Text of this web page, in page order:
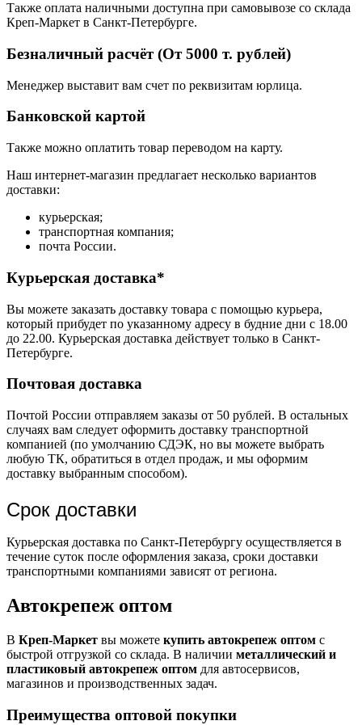
Также оплата наличными доступна при самовывозе со склада
Креп-Маркет в Санкт-Петербурге.
Безналичный расчёт (От 5000 т. рублей)
Менеджер выставит вам счет по реквизитам юрлица.
Банковской картой
Также можно оплатить товар переводом на карту.
Наш интернет-магазин предлагает несколько вариантов
доставки:
курьерская;
транспортная компания;
почта России.
Курьерская доставка*
Вы можете заказать доставку товара с помощью курьера,
который прибудет по указанному адресу в будние дни с 18.00
до 22.00. Курьерская доставка действует только в Санкт-
Петербурге.
Почтовая доставка
Почтой России отправляем заказы от 50 рублей. В остальных
случаях вам следует оформить доставку транспортной
компанией (по умолчанию СДЭК, но вы можете выбрать
любую ТК, обратиться в отдел продаж, и мы оформим
доставку выбранным способом).
Срок доставки
Курьерская доставка по Санкт-Петербургу осуществляется в
течение суток после оформления заказа, сроки доставки
транспортными компаниями зависят от региона.
Автокрепеж оптом
В Креп-Маркет вы можете купить автокрепеж оптом с
быстрой отгрузкой со склада. В наличии металлический и
пластиковый автокрепеж оптом для автосервисов,
магазинов и производственных задач.
Преимущества оптовой покупки